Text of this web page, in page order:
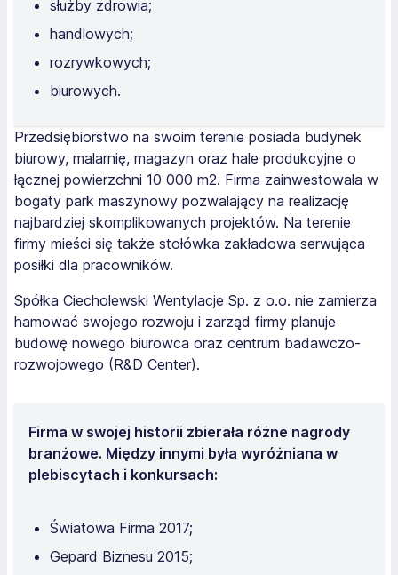
służby zdrowia;
handlowych;
rozrywkowych;
biurowych.
Przedsiębiorstwo na swoim terenie posiada budynek
biurowy, malarnię, magazyn oraz hale produkcyjne o
łącznej powierzchni 10 000 m2. Firma zainwestowała w
bogaty park maszynowy pozwalający na realizację
najbardziej skomplikowanych projektów. Na terenie
firmy mieści się także stołówka zakładowa serwująca
posiłki dla pracowników.
Spółka Ciecholewski Wentylacje Sp. z o.o. nie zamierza
hamować swojego rozwoju i zarząd firmy planuje
budowę nowego biurowca oraz centrum badawczo-
rozwojowego (R&D Center).
Firma w swojej historii zbierała różne nagrody
branżowe. Między innymi była wyróżniana w
plebiscytach i konkursach:
Światowa Firma 2017;
Gepard Biznesu 2015;